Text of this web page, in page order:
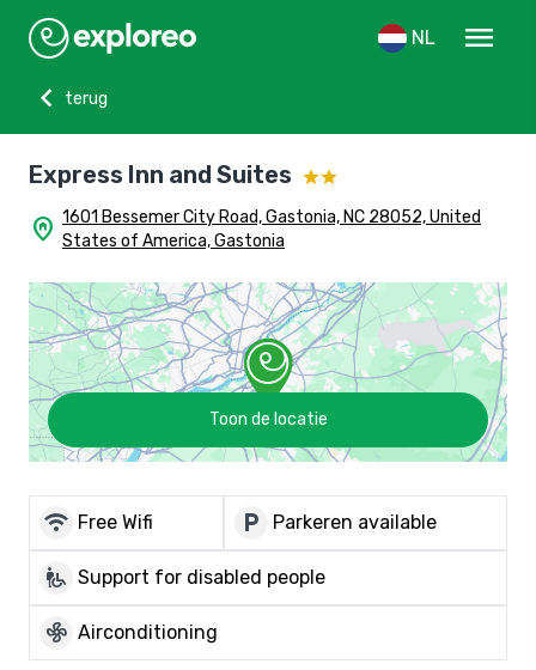
NL
menu
chevron_left
terug
Express Inn and Suites
home_pin 1601 Bessemer City Road, Gastonia, NC 28052, United
States of America, Gastonia
Toon de locatie
wifi Free Wifi local_parking Parkeren available
wheelchair_pickup Support for disabled people
mode_fan Airconditioning